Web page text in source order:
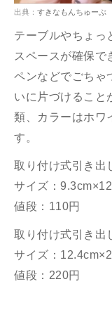
出典： すきなもんちゅーぶ
テーブルやちょっ
スペースが確保で
ペンなどでごちゃ
いに片づけること
類、カラーはホワ
す。
取り付け式引き
サイズ：
値段：110円
取り付け式引き出
サイズ：
値段：220円